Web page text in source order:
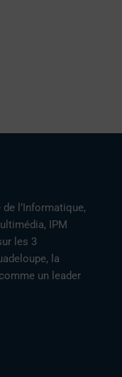
l’Informatique,
IPM
les 3
la
un leader